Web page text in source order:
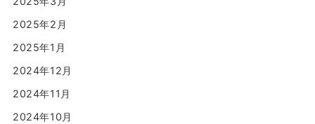
2025年2月
2025年1月
2024年12月
2024年11月
2024年10月